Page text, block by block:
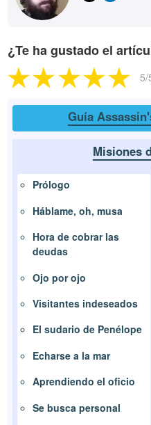
¿Te ha gustado el
5/
Guía
Misiones
Prólogo
Háblame, oh, musa
Hora de cobrar las
deudas
Ojo por ojo
Visitantes indeseados
El sudario de Penélope
Echarse a la mar
Aprendiendo el oficio
Se busca personal